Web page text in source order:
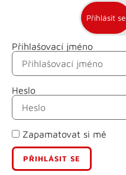
Přihlásit se
Přihlašovací jméno
Heslo
Zapamatovat si mě
Jméno
Příjmení
E-mail